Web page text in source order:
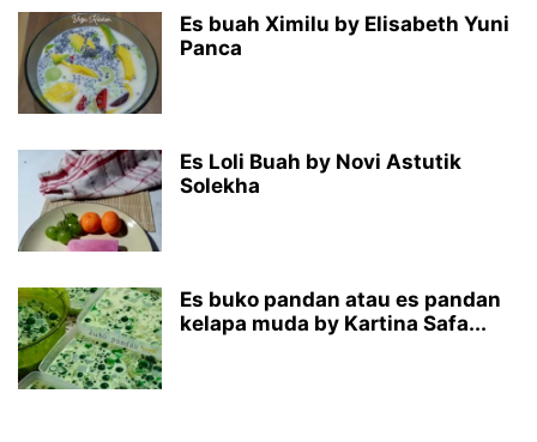
Es buah Ximilu by Elisabeth Yuni
Panca
Es Loli Buah by Novi Astutik
Solekha
Es buko pandan atau es pandan
kelapa muda by Kartina Safa...